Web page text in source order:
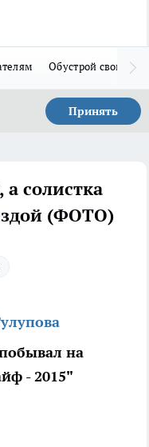
Обустрой свой дом
Принять
солистка
(ФОТО)
на
- 2015"